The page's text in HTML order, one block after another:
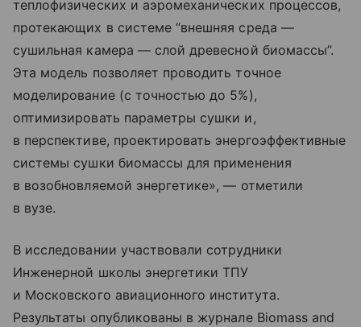
теплофизических и аэромеханических процессов,
протекающих в системе “внешняя среда —
сушильная камера — слой древесной биомассы”.
Эта модель позволяет проводить точное
моделирование (с точностью до 5%),
оптимизировать параметры сушки и,
в перспективе, проектировать энергоэффективные
системы сушки биомассы для применения
в возобновляемой энергетике», — отметили
в вузе.
В исследовании участвовали сотрудники
Инженерной школы энергетики ТПУ
и Московского авиационного института.
Результаты опубликованы в журнале Biomass and